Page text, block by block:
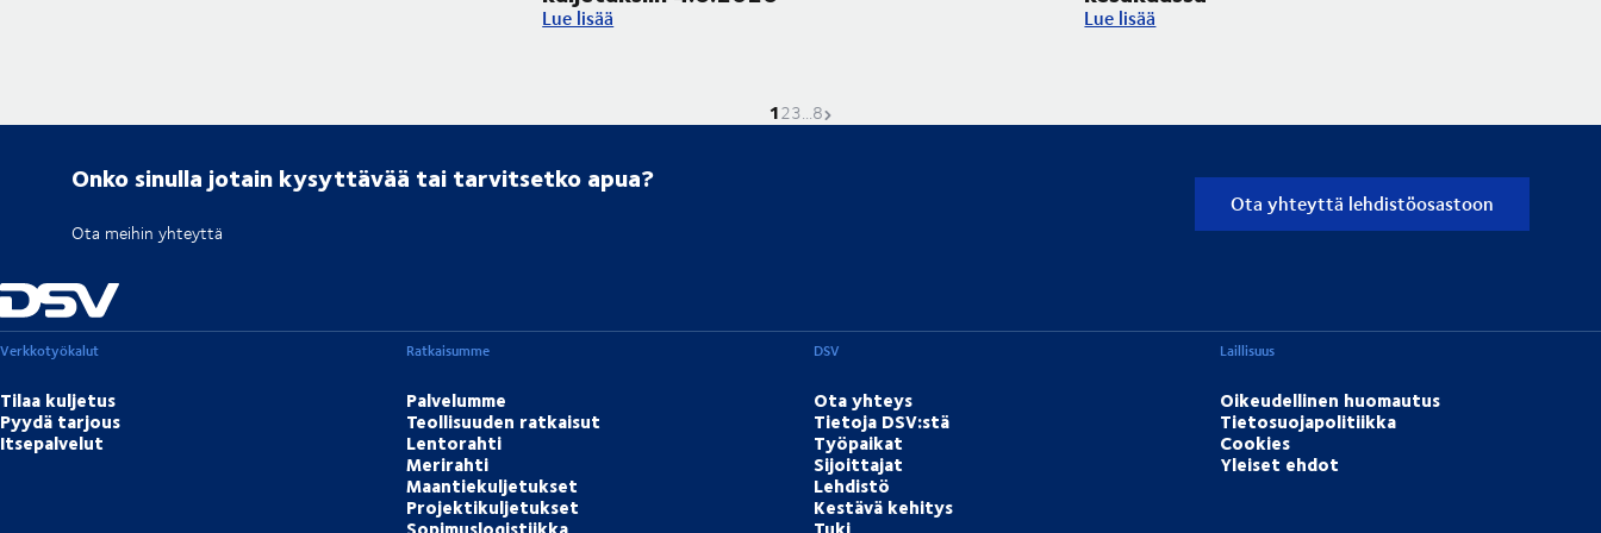
Corpus Christi -pyhäpäivä vaikuttaa kuljetuksiin 4.6.2026
Lue lisää Tornion siltatyö haittaa raskasta liikennettä kesäkuussa
Lue lisää
Nykyinen sivu on
1Mene sivulle
2Mene sivulle
3...Mene sivulle
8Seuraava sivu
Onko sinulla jotain kysyttävää tai tarvitsetko apua?
Ota meihin yhteyttä
Ota yhteyttä lehdistöosastoon
Verkkotyökalut
Tilaa kuljetus
Pyydä tarjous
Itsepalvelut
Ratkaisumme
Palvelumme
Teollisuuden ratkaisut
Lentorahti
Merirahti
Maantiekuljetukset
Projektikuljetukset
DSV
Ota yhteys
Tietoja DSV:stä
Työpaikat
Sijoittajat
Lehdistö
Kestävä kehitys
Laillisuus
Oikeudellinen huomautus
Tietosuojapolitiikka
Cookies
Yleiset ehdot